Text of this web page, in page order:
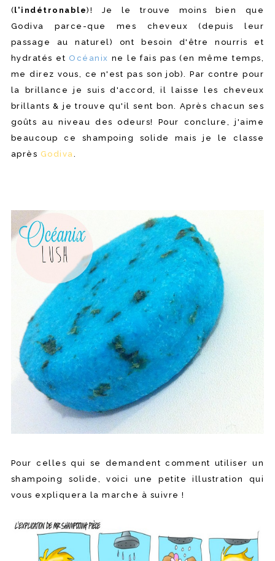
(l'indétronable)! Je le trouve moins bien que
Godiva parce-que mes cheveux (depuis leur
passage au naturel) ont besoin d'être nourris et
hydratés et Océanix ne le fais pas (en même temps,
me direz vous, ce n'est pas son job). Par contre pour
la brillance je suis d'accord, il laisse les cheveux
brillants & je trouve qu'il sent bon. Après chacun ses
goûts au niveau des odeurs! Pour conclure, j'aime
beaucoup ce shampoing solide mais je le classe
après Godiva.
Pour celles qui se demandent comment utiliser un
shampoing solide, voici une petite illustration qui
vous expliquera la marche à suivre !